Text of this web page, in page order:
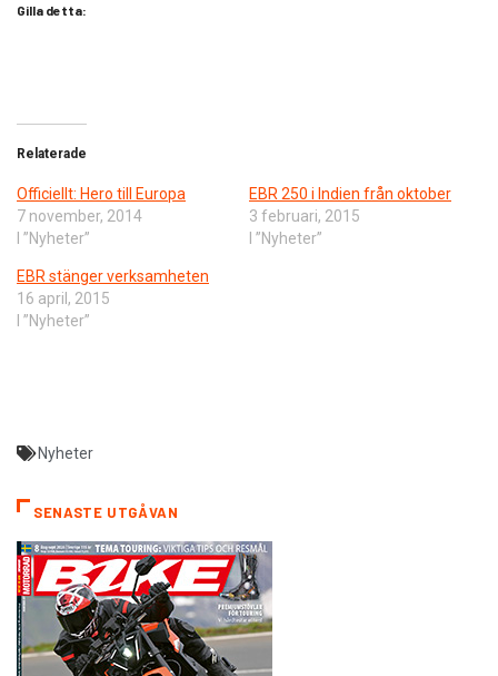
Gilla detta:
Relaterade
Officiellt: Hero till Europa
7 november, 2014
I ”Nyheter”
EBR 250 i Indien från oktober
3 februari, 2015
I ”Nyheter”
EBR stänger verksamheten
16 april, 2015
I ”Nyheter”
Nyheter
SENASTE UTGÅVAN